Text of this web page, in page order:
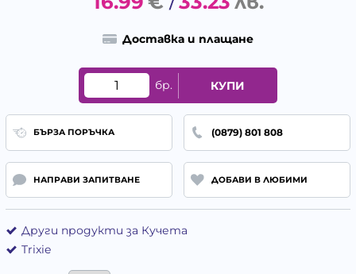
/
Доставка и плащане
бр. КУПИ
БЪРЗА ПОРЪЧКА (0879) 801 808
НАПРАВИ ЗАПИТВАНЕ ДОБАВИ В ЛЮБИМИ
Други продукти за Кучета
Trixie